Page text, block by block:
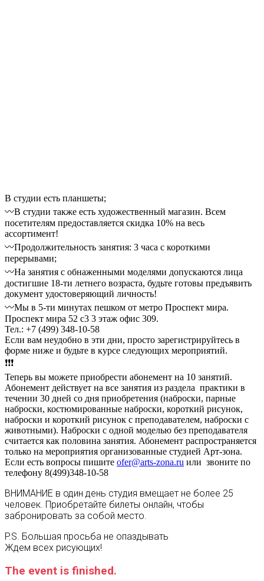
В студии есть планшеты;
〰В студии также есть художественный магазин. Всем
посетителям предоставляется скидка 10% на весь
ассортимент!
〰Продолжительность занятия: 3 часа с короткими
перерывами;
〰На занятия с обнаженными моделями допускаются лица
достигшие 18-ти летнего возраста, будьте готовы предъявить
документ удостоверяющий личность!
〰Мы в 5-ти минутах пешком от метро Проспект мира.
Проспект мира 52 с3 3 этаж офис 309.
Тел.: +7 (499) 348-10-58
Если вам неудобно в эти дни, просто зарегистрируйтесь в
форме ниже и будьте в курсе следующих мероприятий.
❗❗❗
Теперь вы можете приобрести абонемент на 10 занятий.
Абонемент действует на все занятия из раздела практики в
течении 30 дней со дня приобретения (наброски, парные
наброски, костюмированные наброски, короткий рисунок,
наброски и короткий рисунок с преподавателем, наброски с
животными). Наброски с одной моделью без преподавателя
считается как половина занятия. Абонемент распространяется
только на мероприятия организованные студией Арт-зона.
Если есть вопросы пишите ofer@arts-zona.ru или звоните по
телефону 8(499)348-10-58
ВНИМАНИЕ в один день студия вмещает не более 25
человек. Приобретайте билеты онлайн, чтобы
забронировать за собой место.
P.S. Большая просьба не опаздывать
Ждем всех рисующих!
The event is finished.